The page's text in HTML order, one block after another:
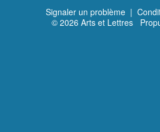
Signaler un problème |
© 2026 Arts et Lettres